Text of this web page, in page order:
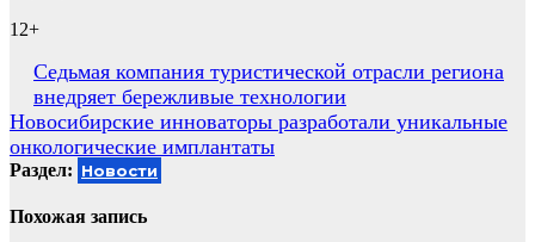
12+
Навигация
по
записям
Седьмая компания туристической отрасли региона
внедряет бережливые технологии
Новосибирские инноваторы разработали уникальные
онкологические имплантаты
Раздел: Новости
Похожая запись